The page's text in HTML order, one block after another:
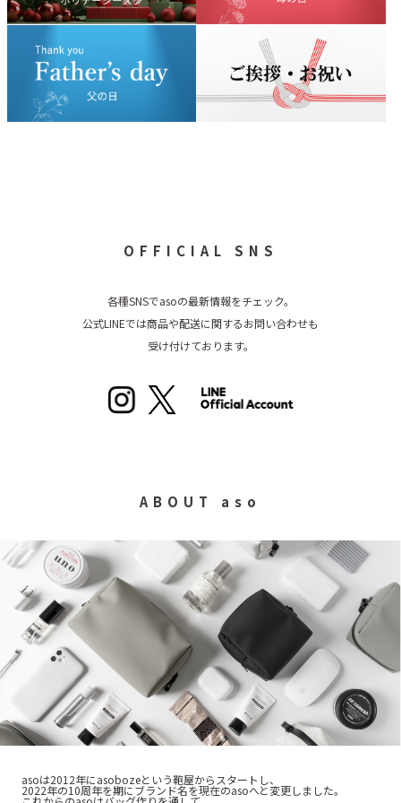
OFFICIAL SNS
各種SNSでasoの最新情報をチェック。
公式LINEでは商品や配送に関するお問い合わせも
受け付けております。
ABOUT aso
asoは2012年にasobozeという鞄屋からスタートし、
2022年の10周年を期にブランド名を現在のasoへと変更しました。